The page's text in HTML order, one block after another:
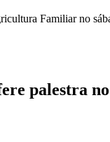
Familiar no
palestra